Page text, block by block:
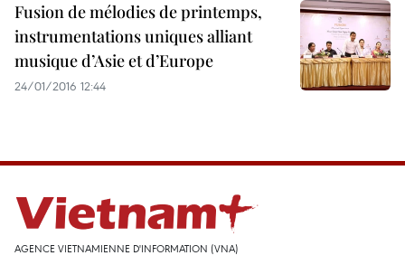
Fusion de mélodies de printemps,
instrumentations uniques alliant
musique d’Asie et d’Europe
24/01/2016 12:44
AGENCE VIETNAMIENNE D'INFORMATION (VNA)